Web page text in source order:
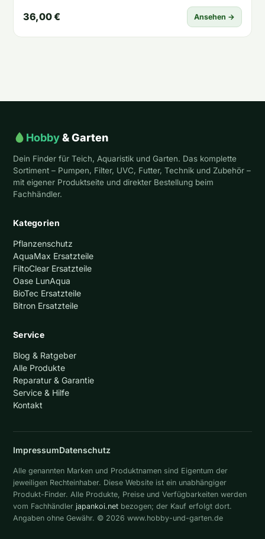
36,00 € Ansehen →
Hobby& Garten
Dein Finder für Teich, Aquaristik und Garten. Das komplette
Sortiment – Pumpen, Filter, UVC, Futter, Technik und Zubehör –
mit eigener Produktseite und direkter Bestellung beim
Fachhändler.
Kategorien
Pflanzenschutz
AquaMax Ersatzteile
FiltoClear Ersatzteile
Oase LunAqua
BioTec Ersatzteile
Bitron Ersatzteile
Service
Blog & Ratgeber
Alle Produkte
Reparatur & Garantie
Service & Hilfe
Kontakt
ImpressumDatenschutz
Alle genannten Marken und Produktnamen sind Eigentum der
jeweiligen Rechteinhaber. Diese Website ist ein unabhängiger
Produkt-Finder. Alle Produkte, Preise und Verfügbarkeiten werden
vom Fachhändler japankoi.net bezogen; der Kauf erfolgt dort.
Angaben ohne Gewähr. © 2026 www.hobby-und-garten.de